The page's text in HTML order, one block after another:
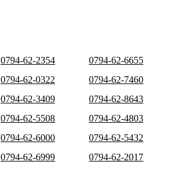
0794-62-2354 0794-62-6655
0794-62-0322 0794-62-7460
0794-62-3409 0794-62-8643
0794-62-5508 0794-62-4803
0794-62-6000 0794-62-5432
0794-62-6999 0794-62-2017